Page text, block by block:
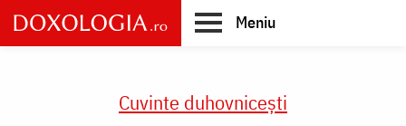
Skip
to
main
Meniu
Cuvinte duhovnicești